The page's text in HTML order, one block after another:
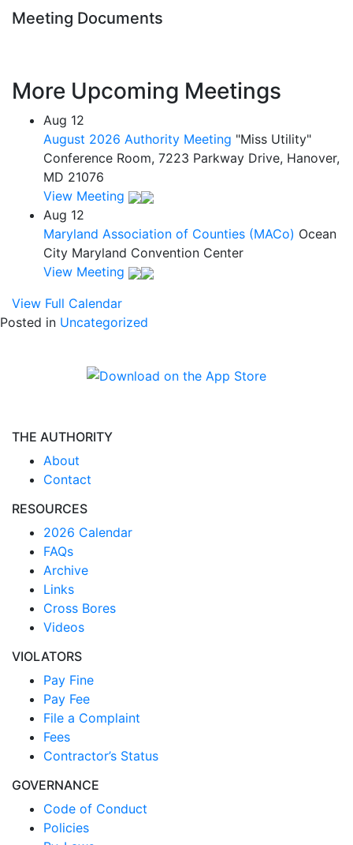
Meeting Documents
More Upcoming Meetings
Aug 12
August 2026 Authority Meeting "Miss Utility"
Conference Room, 7223 Parkway Drive, Hanover,
MD 21076
View Meeting
Aug 12
Maryland Association of Counties (MACo) Ocean
City Maryland Convention Center
View Meeting
View Full Calendar
Posted in Uncategorized
THE AUTHORITY
About
Contact
RESOURCES
2026 Calendar
FAQs
Archive
Links
Cross Bores
Videos
VIOLATORS
Pay Fine
Pay Fee
File a Complaint
Fees
Contractor’s Status
GOVERNANCE
Code of Conduct
Policies